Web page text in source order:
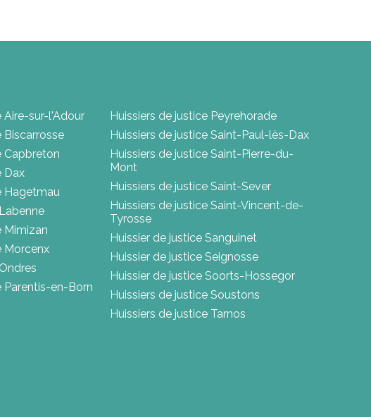
Aire-sur-l'Adour
Biscarrosse
Capbreton
Dax
Hagetmau
Mimizan
Morcenx
Parentis-en-Born
Huissiers de justice Peyrehorade
Huissiers de justice Saint-Paul-lès-Dax
Huissiers de justice Saint-Pierre-du-
Mont
Huissiers de justice Saint-Sever
Huissiers de justice Saint-Vincent-de-
Tyrosse
Huissier de justice Sanguinet
Huissier de justice Seignosse
Huissier de justice Soorts-Hossegor
Huissiers de justice Soustons
Huissiers de justice Tarnos